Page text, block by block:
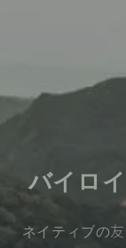
バイロ
ネイティブの